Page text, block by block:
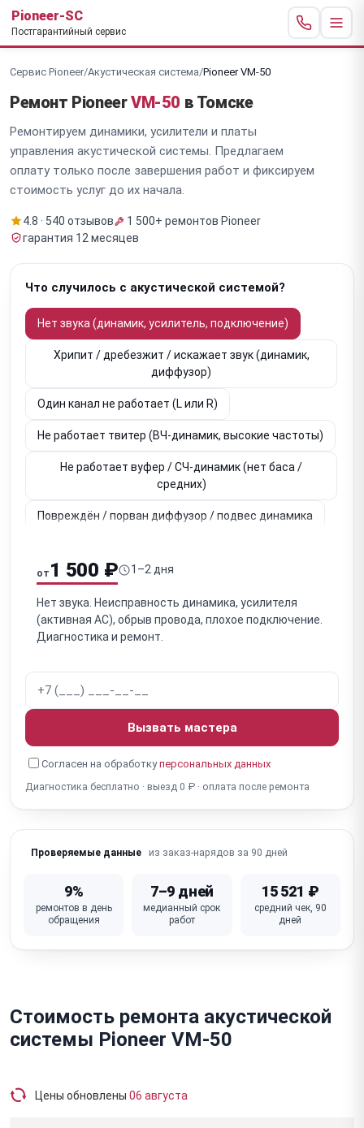
Pioneer-SC
Постгарантийный сервис
Сервис Pioneer/Акустическая система/Pioneer VM-50
Ремонт PioneerVM-50 в Томске
Ремонтируем динамики, усилители и платы
управления акустической системы. Предлагаем
оплату только после завершения работ и фиксируем
стоимость услуг до их начала.
4.8 · 540 отзывов
1 500+ ремонтов Pioneer
гарантия 12 месяцев
Что случилось с акустической системой?
Нет звука (динамик, усилитель, подключение)
Хрипит / дребезжит / искажает звук (динамик,
диффузор)
Один канал не работает (L или R)
Не работает твитер (ВЧ-динамик, высокие частоты)
Не работает вуфер / СЧ-динамик (нет баса /
средних)
Повреждён / порван диффузор / подвес динамика
(пассивные)
Окисление / обрыв клемм / внутренней проводки
(пассивные)
Акустическая утечка / щели в корпусе (влияет на
Засорён / заткнут фазоинвертор / порт (ухудшение
баса)
Для активных: перегрев / отключается (усилитель)
Jack)
Для активных: не работают кнопки / регуляторы
(громкость, EQ)
от 1 500 ₽ 1–2 дня
Нет звука. Неисправность динамика, усилителя
(активная АС), обрыв провода, плохое подключение.
Диагностика и ремонт.
Вызвать мастера
Согласен на обработкуперсональных данных
Диагностика бесплатно · выезд 0 ₽ · оплата после ремонта
Проверяемые данные из заказ-нарядов за 90 дней
9%
ремонтов в день
обращения
7–9 дней
медианный срок
работ
15 521 ₽
средний чек, 90
дней
Стоимость ремонта акустической
системы Pioneer VM-50
Цены обновлены 06 августа